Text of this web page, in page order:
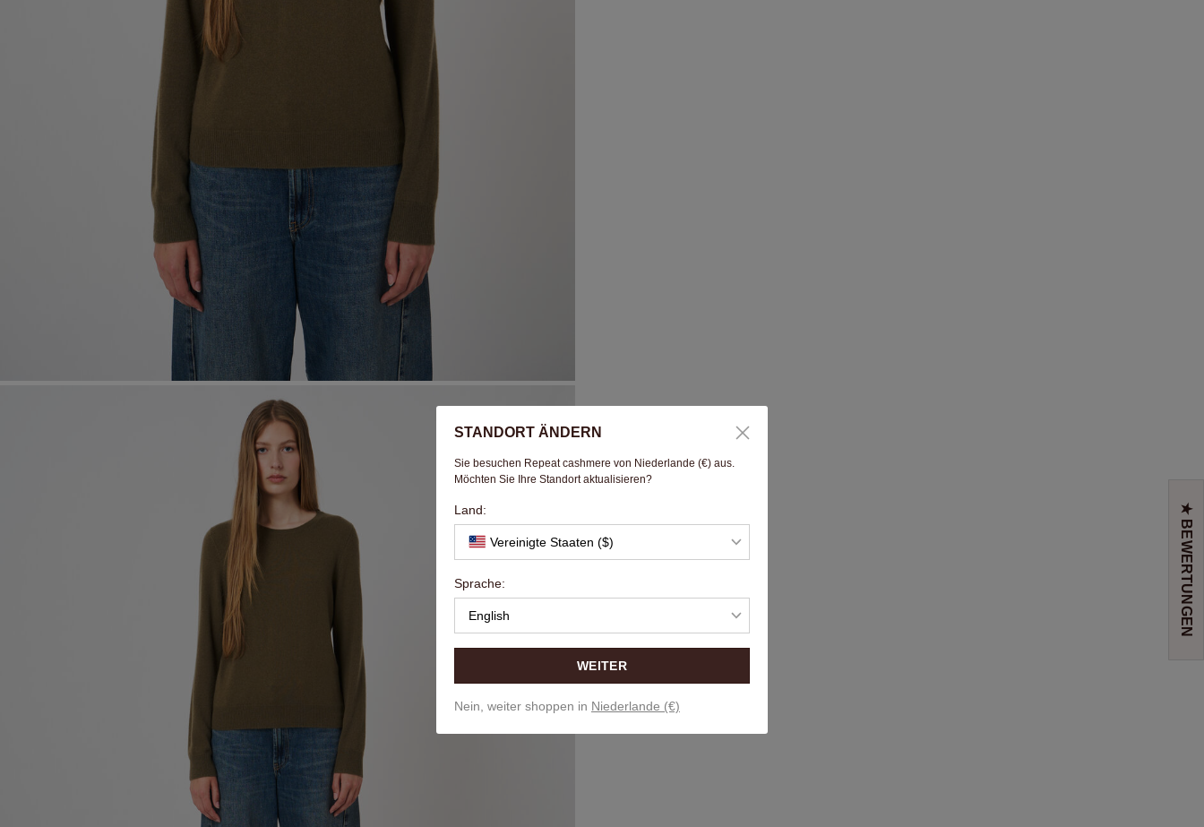
★ BEWERTUNGEN
STANDORT ÄNDERN
Sie besuchen Repeat cashmere von Niederlande (€) aus.
Möchten Sie Ihre Standort aktualisieren?
Land:
Vereinigte Staaten ($)
Sprache:
English
WEITER
Nein, weiter shoppen in Niederlande (€)